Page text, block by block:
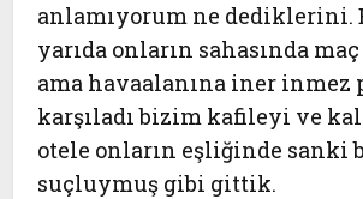
anlamıyorum ne dediklerini.
yarıda onların sahasında maç
ama havaalanına iner inmez
karşıladı bizim kafileyi ve
otele onların eşliğinde sanki
suçluymuş gibi gittik.